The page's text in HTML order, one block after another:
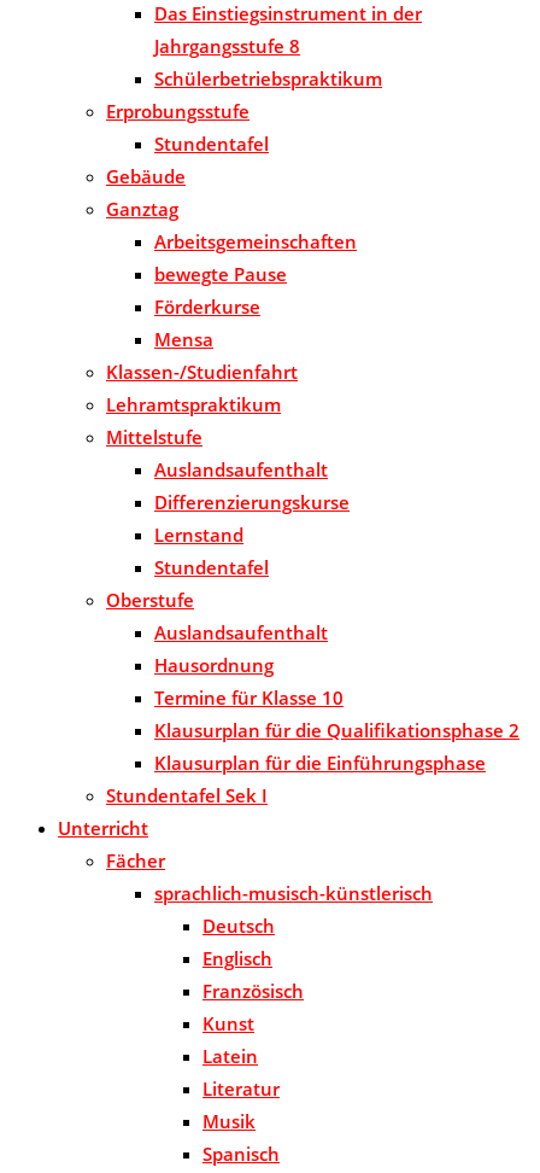
Das Einstiegsinstrument in der
Jahrgangsstufe 8
Schülerbetriebspraktikum
Erprobungsstufe
Stundentafel
Gebäude
Ganztag
Arbeitsgemeinschaften
bewegte Pause
Förderkurse
Mensa
Klassen-/Studienfahrt
Lehramtspraktikum
Mittelstufe
Auslandsaufenthalt
Differenzierungskurse
Lernstand
Stundentafel
Oberstufe
Auslandsaufenthalt
Hausordnung
Termine für Klasse 10
Klausurplan für die Qualifikationsphase 2
Klausurplan für die Einführungsphase
Stundentafel Sek I
Unterricht
Fächer
sprachlich-musisch-künstlerisch
Deutsch
Englisch
Französisch
Kunst
Latein
Literatur
Musik
Spanisch